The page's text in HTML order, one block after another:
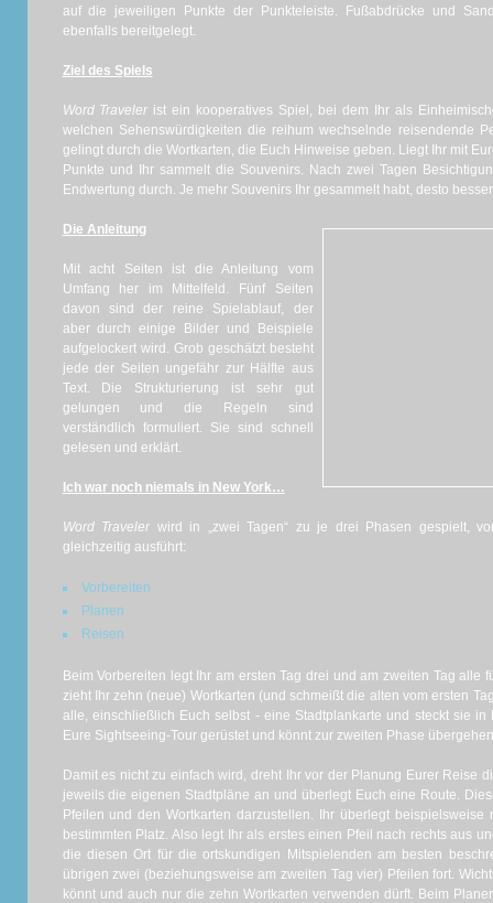
auf die jeweiligen Punkte der Punkteleiste. Fußabdrücke und
ebenfalls bereitgelegt.
Ziel des Spiels
Word Traveler ist ein kooperatives Spiel, bei dem Ihr als
welchen Sehenswürdigkeiten die reihum wechselnde reisendende
gelingt durch die Wortkarten, die Euch Hinweise geben. Liegt Ihr mit
Punkte und Ihr sammelt die Souvenirs. Nach zwei Tagen
Endwertung durch. Je mehr Souvenirs Ihr gesammelt habt, desto
Die Anleitung
Mit acht Seiten ist die Anleitung vom
Umfang her im Mittelfeld. Fünf Seiten
davon sind der reine Spielablauf, der
aber durch einige Bilder und Beispiele
aufgelockert wird. Grob geschätzt besteht
jede der Seiten ungefähr zur Hälfte aus
Text. Die Strukturierung ist sehr gut
gelungen und die Regeln sind
verständlich formuliert. Sie sind schnell
gelesen und erklärt.
Ich war noch niemals in New York…
Word Traveler wird in „zwei Tagen“ zu je drei Phasen gespielt,
gleichzeitig ausführt:
Vorbereiten
Planen
Reisen
Beim Vorbereiten legt Ihr am ersten Tag drei und am zweiten Tag alle
zieht Ihr zehn (neue) Wortkarten (und schmeißt die alten vom ersten
alle, einschließlich Euch selbst - eine Stadtplankarte und steckt sie
Eure Sightseeing-Tour gerüstet und könnt zur zweiten Phase
Damit es nicht zu einfach wird, dreht Ihr vor der Planung Eurer Reise
jeweils die eigenen Stadtpläne an und überlegt Euch eine Route.
Pfeilen und den Wortkarten darzustellen. Ihr überlegt
bestimmten Platz. Also legt Ihr als erstes einen Pfeil nach rechts aus
die diesen Ort für die ortskundigen Mitspielenden am besten
übrigen zwei (beziehungsweise am zweiten Tag vier) Pfeilen fort.
könnt und auch nur die zehn Wortkarten verwenden dürft. Beim